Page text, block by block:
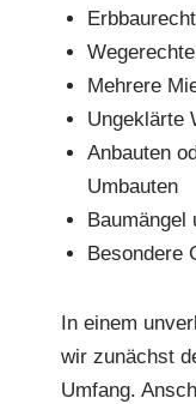
Mehrere
Ungeklärte
Anbauten
Umbauten
Baumängel
Besondere
In einem
wir zunächst
Umfang.